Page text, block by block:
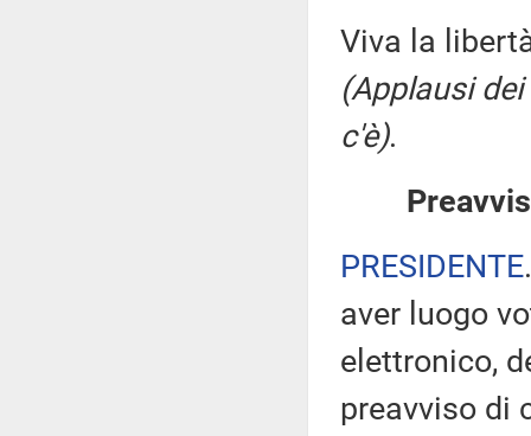
Viva la
(Applausi
c'è).
PRESIDENTE
aver luogo
elettronico,
preavviso di